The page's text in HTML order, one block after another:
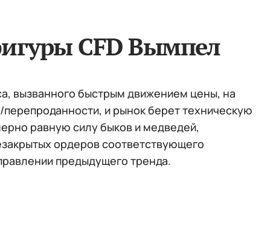
CFD Вымпел
вызванного быстрым движением цены, на
и рынок берет техническую
равную силу быков и медведей,
ордеров соответствующего
предыдущего тренда.